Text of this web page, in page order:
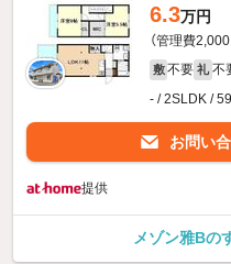
6.3万円
（管理費2,000
敷 不要 礼 不
- / 2SLDK /
お問い
提供
メゾン雅Bの